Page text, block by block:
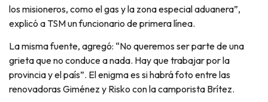
los misioneros, como el gas y la zona especial aduanera”,
explicó a TSM un funcionario de primera línea.
La misma fuente, agregó: “No queremos ser parte de una
grieta que no conduce a nada. Hay que trabajar por la
provincia y el país”. El enigma es si habrá foto entre las
renovadoras Giménez y Risko con la camporista Brítez.